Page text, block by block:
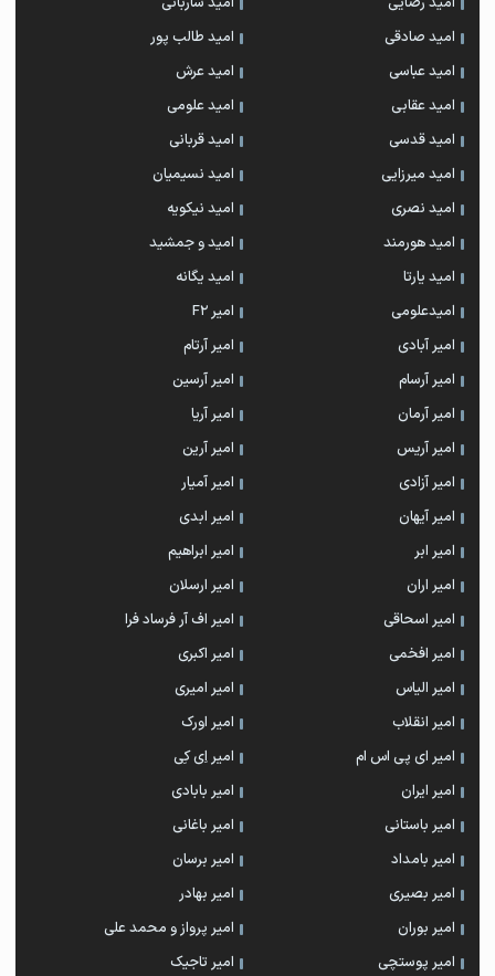
امید صادقی
امید طالب پور
امید عباسی
امید عرش
امید عقابی
امید علومی
امید قدسی
امید قربانی
امید میرزایی
امید نسیمیان
امید نصری
امید نیکویه
امید هورمند
امید و جمشید
امید یارتا
امید یگانه
امیدعلومی
امیر F2
امیر آبادی
امیر آرتام
امیر آرسام
امیر آرسین
امیر آرمان
امیر آریا
امیر آریس
امیر آرین
امیر آزادی
امیر آمیار
امیر آیهان
امیر ابدی
امیر ابر
امیر ابراهیم
امیر اران
امیر ارسلان
امیر اسحاقی
امیر اف آر فرساد فرا
امیر افخمی
امیر اکبری
امیر الیاس
امیر امیری
امیر انقلاب
امیر اورک
امیر ای پی اس ام
امیر اِی کِی
امیر ایران
امیر بابادی
امیر باستانی
امیر باغانی
امیر بامداد
امیر برسان
امیر بصیری
امیر بهادر
امیر بوران
امیر پرواز و محمد علی
امیر پوستچی
امیر تاجیک